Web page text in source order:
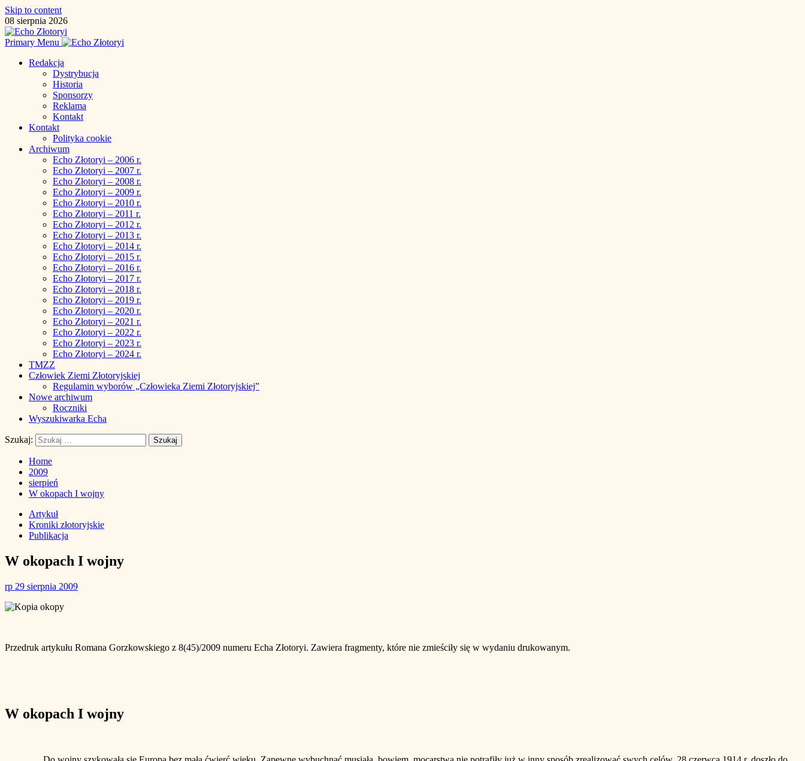
Skip to content
08 sierpnia 2026
Primary Menu
Redakcja
Dystrybucja
Historia
Sponsorzy
Reklama
Kontakt
Kontakt
Polityka cookie
Archiwum
Echo Złotoryi – 2006 r.
Echo Złotoryi – 2007 r.
Echo Złotoryi – 2008 r.
Echo Złotoryi – 2009 r.
Echo Złotoryi – 2010 r.
Echo Złotoryi – 2011 r.
Echo Złotoryi – 2012 r.
Echo Złotoryi – 2013 r.
Echo Złotoryi – 2014 r.
Echo Złotoryi – 2015 r.
Echo Złotoryi – 2016 r.
Echo Złotoryi – 2017 r.
Echo Złotoryi – 2018 r.
Echo Złotoryi – 2019 r.
Echo Złotoryi – 2020 r.
Echo Złotoryi – 2021 r.
Echo Złotoryi – 2022 r.
Echo Złotoryi – 2023 r.
Echo Złotoryi – 2024 r.
TMZZ
Człowiek Ziemi Złotoryjskiej
Regulamin wyborów „Człowieka Ziemi Złotoryjskiej”
Nowe archiwum
Roczniki
Wyszukiwarka Echa
Szukaj:
Home
2009
sierpień
W okopach I wojny
Artykuł
Kroniki złotoryjskie
Publikacja
W okopach I wojny
rp 29 sierpnia 2009
Przedruk artykułu Romana Gorzkowskiego z 8(45)/2009 numeru Echa Złotoryi. Zawiera fragmenty, które nie zmieściły się w wydaniu drukowanym.
W okopach I wojny